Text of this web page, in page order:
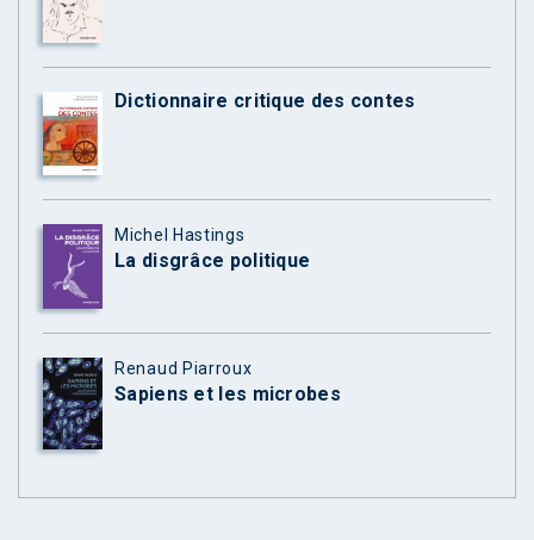
Dictionnaire critique des contes
Michel Hastings
La disgrâce politique
Renaud Piarroux
Sapiens et les microbes